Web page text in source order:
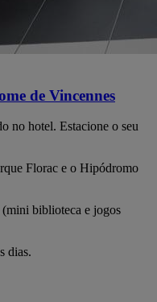
de Vincennes
no hotel. Estacione o seu
Florac e o Hipódromo
(mini biblioteca e jogos
dias.